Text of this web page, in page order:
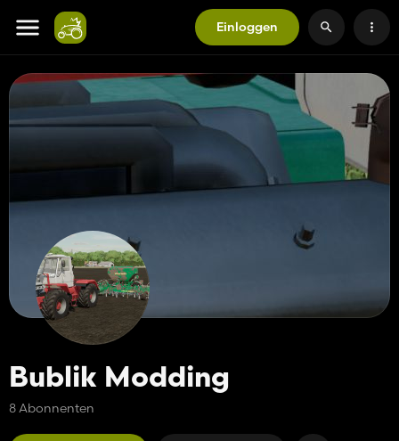
Einloggen
Bublik Modding
8 Abonnenten